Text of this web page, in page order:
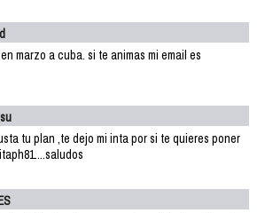
marzo a cuba. si te animas mi email es
tu plan ,te dejo mi inta por si te quieres poner